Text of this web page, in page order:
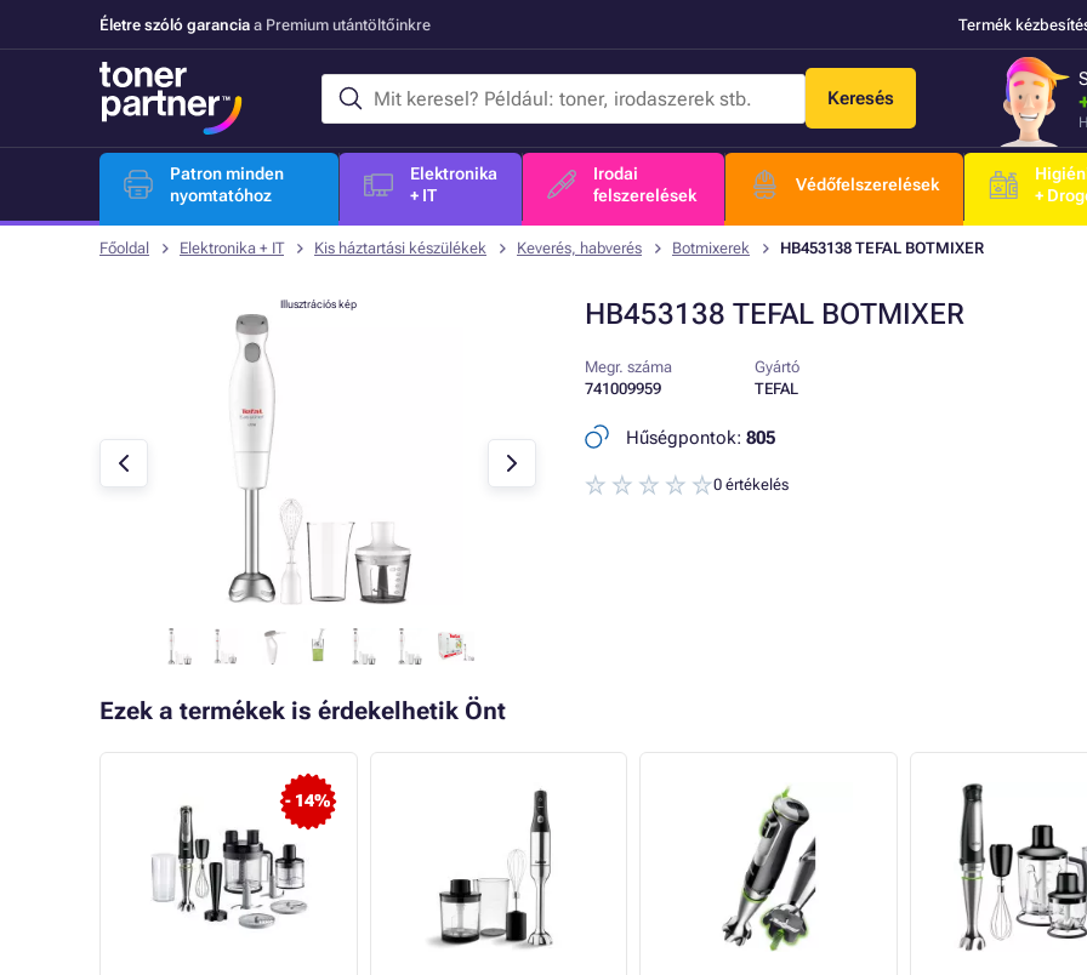
Életre szóló garancia a Premium utántöltőinkre Termék
Keresés
Patron minden
nyomtatóhoz
Elektronika
+ IT
Irodai
felszerelések
Védőfelszerelések
+
Főoldal Elektronika + IT Kis háztartási készülékek Keverés, habverés Botmixerek HB453138 TEFAL BOTMIXER
HB453138 TEFAL BOTMIXER
Illusztrációs kép
Megr. száma
741009959
Gyártó
TEFAL
Hűségpontok: 805
0 értékelés
Ezek a termékek is érdekelhetik Önt
- 14%